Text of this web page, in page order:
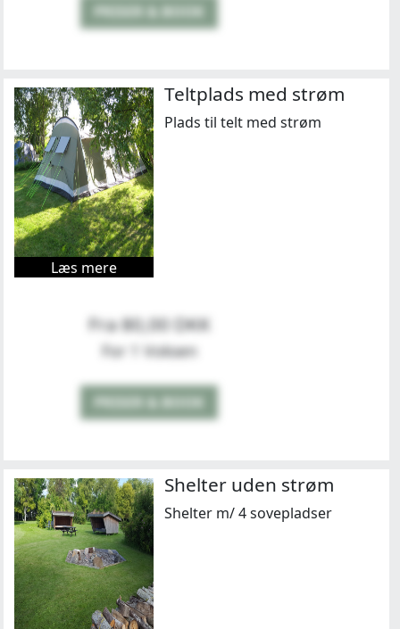
PRISER & BOOK
Læs mere
Teltplads med strøm
Plads til telt med strøm
Fra 80,00 DKK
For 1 Voksen
PRISER & BOOK
Shelter uden strøm
Shelter m/ 4 sovepladser